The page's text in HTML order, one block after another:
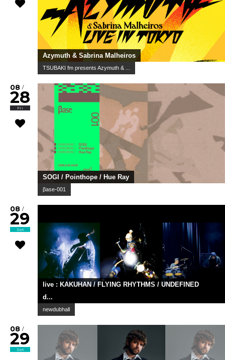
Azymuth & Sabrina Malheiros
TSUBAKI fm presents Azymuth & ...
08 /
28
Fri
SOGI / Pointhope / Hue Ray
βase-001
08 /
29
Sat
live : KAKUHAN / FLYING RHYTHMS / UNDEFINED
d...
newdubhall
08 /
29
Sat